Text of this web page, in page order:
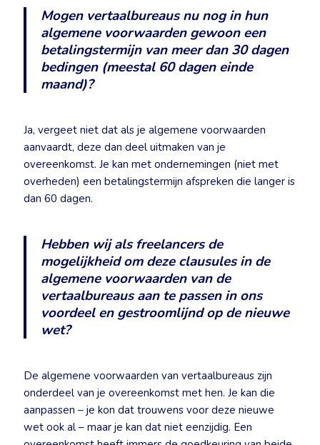
Mogen vertaalbureaus nu nog in hun
algemene voorwaarden gewoon een
betalingstermijn van meer dan 30 dagen
bedingen (meestal 60 dagen einde
maand)?
Ja, vergeet niet dat als je algemene voorwaarden
aanvaardt, deze dan deel uitmaken van je
overeenkomst. Je kan met ondernemingen (niet met
overheden) een betalingstermijn afspreken die langer is
dan 60 dagen.
Hebben wij als freelancers de
mogelijkheid om deze clausules in de
algemene voorwaarden van de
vertaalbureaus aan te passen in ons
voordeel en gestroomlijnd op de nieuwe
wet?
De algemene voorwaarden van vertaalbureaus zijn
onderdeel van je overeenkomst met hen. Je kan die
aanpassen – je kon dat trouwens voor deze nieuwe
wet ook al – maar je kan dat niet eenzijdig. Een